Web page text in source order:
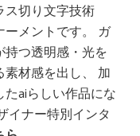
ス切り文字技術
ーメントです。 ガ
持つ透明感・光を
材感を出し、 加
aiらしい作品にな
イナー特別インタ